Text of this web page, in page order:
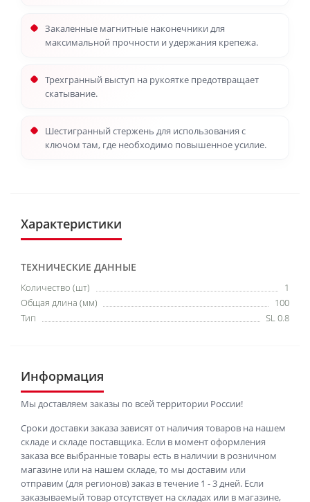
Закаленные магнитные наконечники для
максимальной прочности и удержания крепежа.
Трехгранный выступ на рукоятке предотвращает
скатывание.
Шестигранный стержень для использования с
ключом там, где необходимо повышенное усилие.
Характеристики
ТЕХНИЧЕСКИЕ ДАННЫЕ
Количество (шт)
1
Общая длина (мм)
100
Тип
SL 0.8
Информация
Мы доставляем заказы по всей территории России!
Сроки доставки заказа зависят от наличия товаров на нашем
складе и складе поставщика. Если в момент оформления
заказа все выбранные товары есть в наличии в розничном
магазине или на нашем складе, то мы доставим или
отправим (для регионов) заказ в течение 1 - 3 дней. Если
заказываемый товар отсутствует на складах или в магазине,